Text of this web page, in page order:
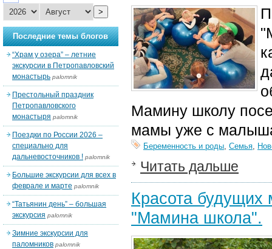
Мамину школу
мамы уже с
Беременность и роды, Семья,
Читать дальше
Красота
"Мамина школа".
>
Последние темы блогов
“Храм у озера” – летние
экскурсии в Петропавловский
монастырь palomnik
Престольный праздник
Петропавловского
монастыря palomnik
Поездки по России 2026 –
специально для
дальневосточников ! palomnik
Большие экскурсии для всех в
феврале и марте palomnik
“Татьянин день” – большая
экскурсия palomnik
Зимние экскурсии для
паломников palomnik